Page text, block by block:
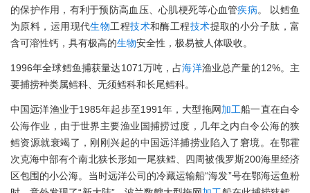
的保护作用，有利于预防高血压、心肌梗死等心血管疾病。 以鳕鱼
为原料，运用现代生物工程技术和酶工程技术提取的小分子肽，富
含可溶性钙，具有极高的生物安全性，极易被人体吸收。
1996年全球鳕鱼捕获量达1071万吨，占海洋渔业总产量的12%。主
要捕捞种类属鳕科、无须鳕科和长尾鳕科。
中国远洋渔业于1985年起步至1991年，大型拖网加工船一直在白令
公海作业，由于世界主要渔业国捕捞过度，几年之内白令公海的狭
鳕资源就衰竭了，刚刚兴起的中国远洋捕捞业陷入了窘境。在鄂霍
次克海中部有个南北狭长形如一尾狭鳕、四周被俄罗斯200海里经济
区包围的小公海。当时远洋公司的冷藏运输船“海发”号在鄂海运鱼粉